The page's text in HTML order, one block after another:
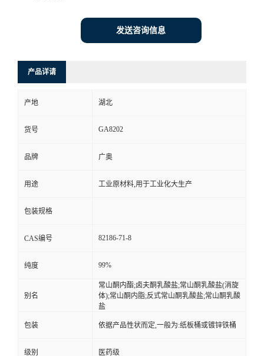
发送咨询信息
产品详请
产地 湖北
货号 GA8202
品牌 广奥
用途 工业原材料,用于工业化大生产
包装规格
CAS编号 82186-71-8
纯度 99%
别名
常山酮内酯;卤夫酮乳酸盐;常山酮乳酸盐(消旋
体);常山酮内脂;反式常山酮乳酸盐;常山酮乳酸
盐
包装 依据产品性状而定,一般为:纸板桶或镀锌铁桶
级别 医药级